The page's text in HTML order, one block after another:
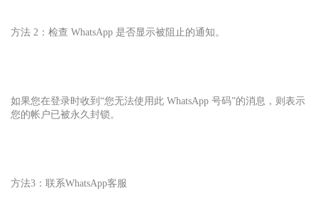
方法 2：检查 WhatsApp 是否显示被阻止的通知。
如果您在登录时收到“您无法使用此 WhatsApp 号码”的消息，则表示
您的帐户已被永久封锁。
方法3：联系WhatsApp客服